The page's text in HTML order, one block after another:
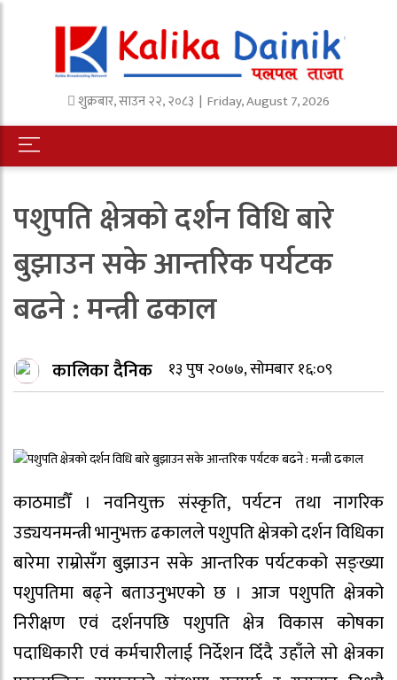
शुक्रबार,साउन२२,२०८३ | Friday, August 7, 2026
पशुपति क्षेत्रको दर्शन विधि बारे
बुझाउन सके आन्तरिक पर्यटक
बढने : मन्त्री ढकाल
कालिका दैनिक १३ पुष २०७७, सोमबार १६:०९
काठमाडौँ । नवनियुक्त संस्कृति, पर्यटन तथा नागरिक
उड्ययनमन्त्री भानुभक्त ढकालले पशुपति क्षेत्रको दर्शन विधिका
बारेमा राम्रोसँग बुझाउन सके आन्तरिक पर्यटकको सङ्ख्या
पशुपतिमा बढ्ने बताउनुभएको छ । आज पशुपति क्षेत्रको
निरीक्षण एवं दर्शनपछि पशुपति क्षेत्र विकास कोषका
पदाधिकारी एवं कर्मचारीलाई निर्देशन दिँदै उहाँले सो क्षेत्रका